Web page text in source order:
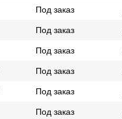
Под заказ
Под заказ
Под заказ
Под заказ
Под заказ
Под заказ